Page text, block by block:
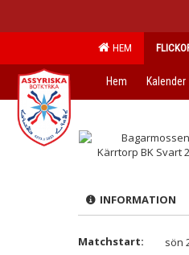
HEM
Hem Kalender
INFORMATION
Matchstart:
sön